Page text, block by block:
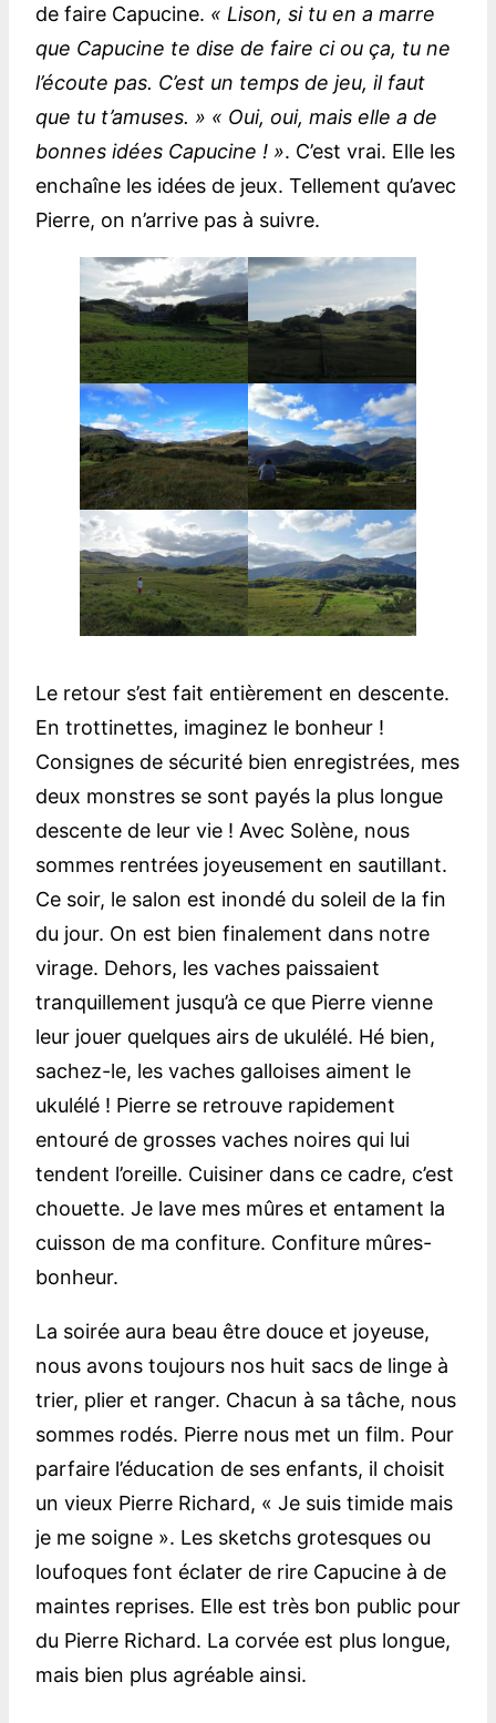
de faire Capucine. « Lison, si tu en a marre
que Capucine te dise de faire ci ou ça, tu ne
l’écoute pas. C’est un temps de jeu, il faut
que tu t’amuses. » « Oui, oui, mais elle a de
bonnes idées Capucine ! ». C’est vrai. Elle les
enchaîne les idées de jeux. Tellement qu’avec
Pierre, on n’arrive pas à suivre.
Le retour s’est fait entièrement en descente.
En trottinettes, imaginez le bonheur !
Consignes de sécurité bien enregistrées, mes
deux monstres se sont payés la plus longue
descente de leur vie ! Avec Solène, nous
sommes rentrées joyeusement en sautillant.
Ce soir, le salon est inondé du soleil de la fin
du jour. On est bien finalement dans notre
virage. Dehors, les vaches paissaient
tranquillement jusqu’à ce que Pierre vienne
leur jouer quelques airs de ukulélé. Hé bien,
sachez-le, les vaches galloises aiment le
ukulélé ! Pierre se retrouve rapidement
entouré de grosses vaches noires qui lui
tendent l’oreille. Cuisiner dans ce cadre, c’est
chouette. Je lave mes mûres et entament la
cuisson de ma confiture. Confiture mûres-
bonheur.
La soirée aura beau être douce et joyeuse,
nous avons toujours nos huit sacs de linge à
trier, plier et ranger. Chacun à sa tâche, nous
sommes rodés. Pierre nous met un film. Pour
parfaire l’éducation de ses enfants, il choisit
un vieux Pierre Richard, « Je suis timide mais
je me soigne ». Les sketchs grotesques ou
loufoques font éclater de rire Capucine à de
maintes reprises. Elle est très bon public pour
du Pierre Richard. La corvée est plus longue,
mais bien plus agréable ainsi.